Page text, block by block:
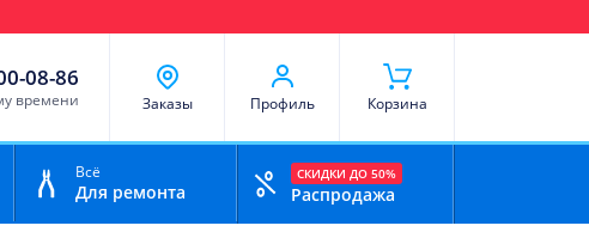
08-86
времени Заказы Профиль Корзина
Всё
Для ремонта
СКИДКИ ДО 50%
Распродажа